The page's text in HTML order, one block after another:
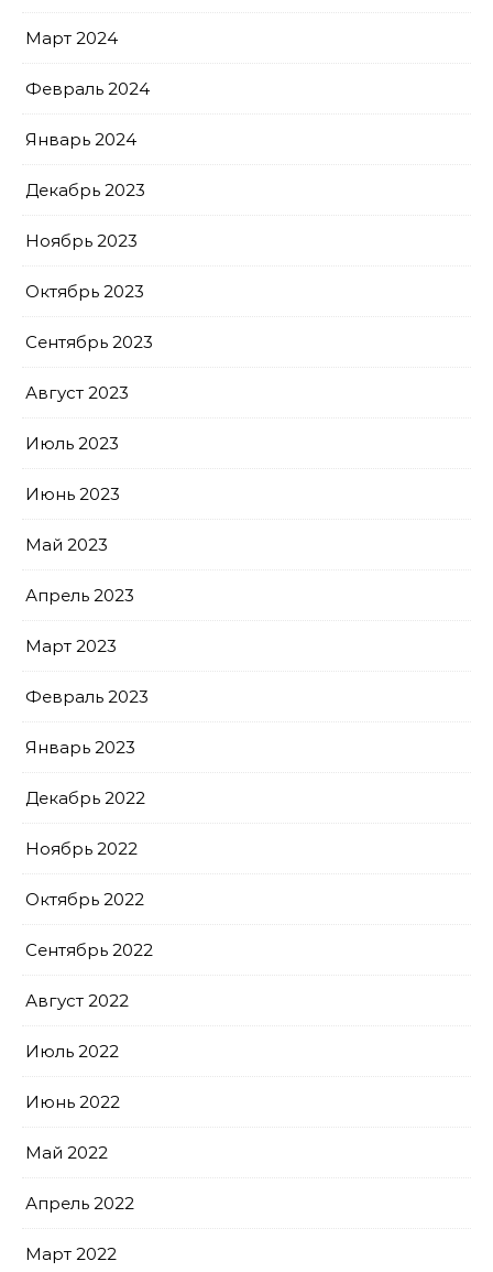
Март 2024
Февраль 2024
Январь 2024
Декабрь 2023
Ноябрь 2023
Октябрь 2023
Сентябрь 2023
Август 2023
Июль 2023
Июнь 2023
Май 2023
Апрель 2023
Март 2023
Февраль 2023
Январь 2023
Декабрь 2022
Ноябрь 2022
Октябрь 2022
Сентябрь 2022
Август 2022
Июль 2022
Июнь 2022
Май 2022
Апрель 2022
Март 2022